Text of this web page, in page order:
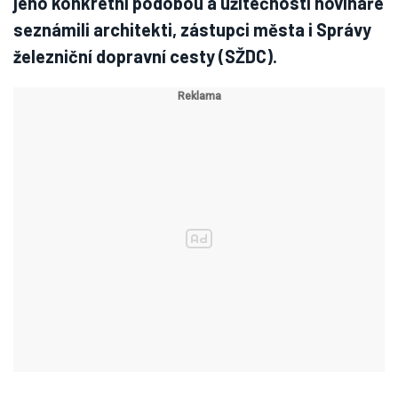
seznámili architekti, zástupci města i Správy
železniční dopravní cesty (SŽDC).